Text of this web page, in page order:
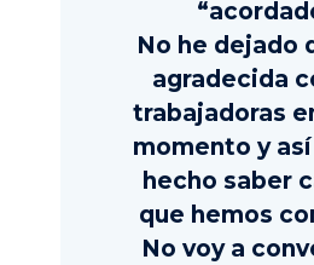
No he dejado
agradecida
trabajadoras
momento y
hecho saber
que hemos
No voy a